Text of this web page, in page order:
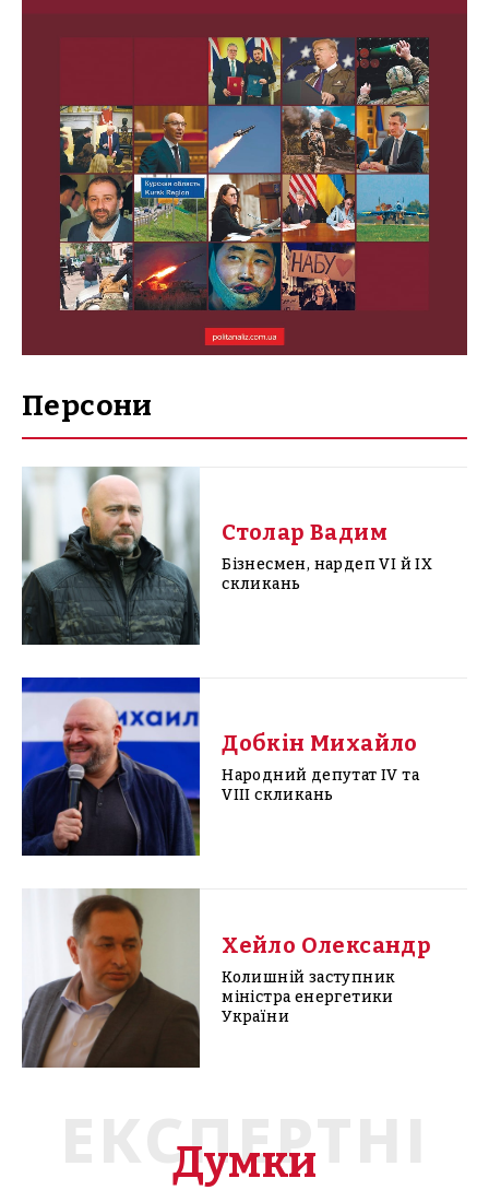
Персони
Столар Вадим
Бізнесмен, нардеп VI й IX
скликань
Добкін Михайло
Народний депутат IV та
VIII скликань
Хейло Олександр
Колишній заступник
міністра енергетики
України
ЕКСПЕРТНІ
Думки